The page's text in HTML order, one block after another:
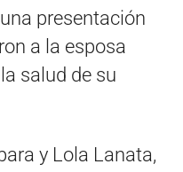
presentación
a la esposa
salud de su
y Lola Lanata,